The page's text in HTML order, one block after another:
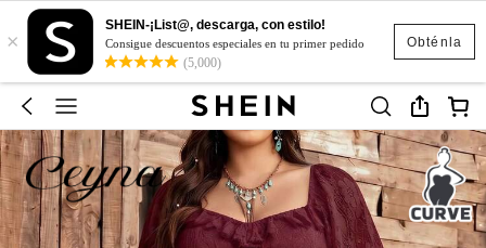
Obténla
×
SHEIN-¡List@, descarga, con estilo!
Consigue descuentos especiales en tu primer pedido
(5,000)